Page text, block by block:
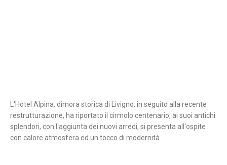
L'Hotel Alpina, dimora storica di Livigno, in seguito alla recente
restrutturazione, ha riportato il cirmolo centenario, ai suoi antichi
splendori, con l'aggiunta dei nuovi arredi, si presenta all'ospite
con calore atmosfera ed un tocco di modernità.